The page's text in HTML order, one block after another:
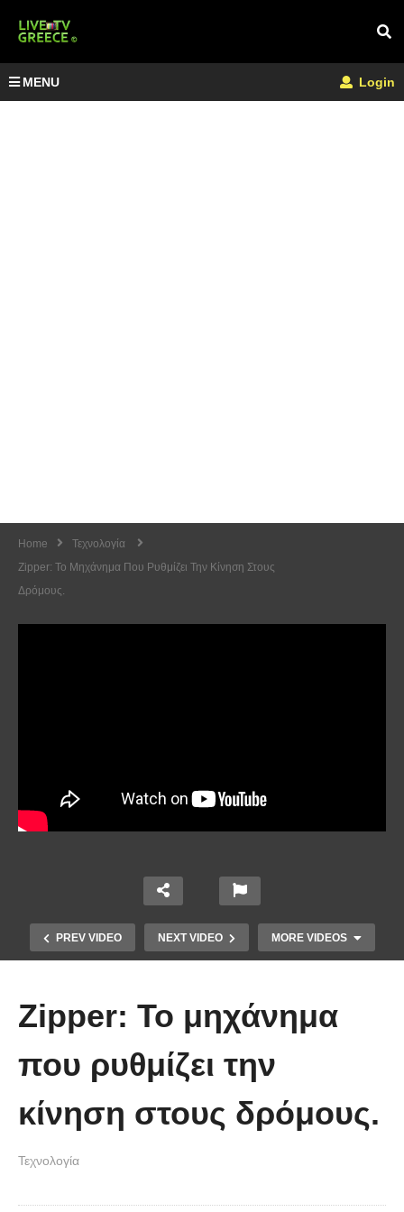
MENU Login
Home
Τεχνολογία
Zipper: Το Μηχάνημα Που Ρυθμίζει Την Κίνηση Στους
Δρόμους.
PREV VIDEO NEXT VIDEO MORE VIDEOS
μήκους 50 μέτρων
Zipper: Το μηχάνημα
που ρυθμίζει την
κίνηση στους δρόμους.
Τεχνολογία